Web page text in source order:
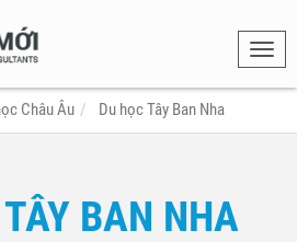
Châu Âu Du học Tây Ban Nha
BAN NHA